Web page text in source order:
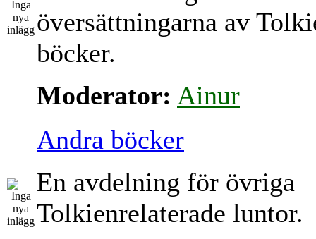
översättningarna av
böcker.
Moderator: Ainur
Andra böcker
En avdelning för övriga
Tolkienrelaterade luntor.